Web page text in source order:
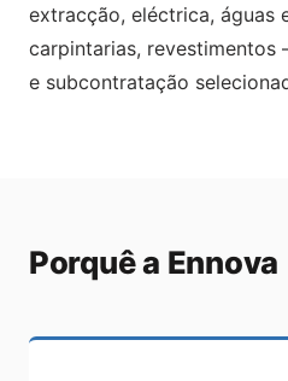
extracção, eléctrica, águas
carpintarias,
e subcontratação
Porquê a Ennova